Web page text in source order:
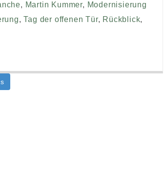
, Martin Kummer, Modernisierung
,Tag der offenen Tür, Rückblick,